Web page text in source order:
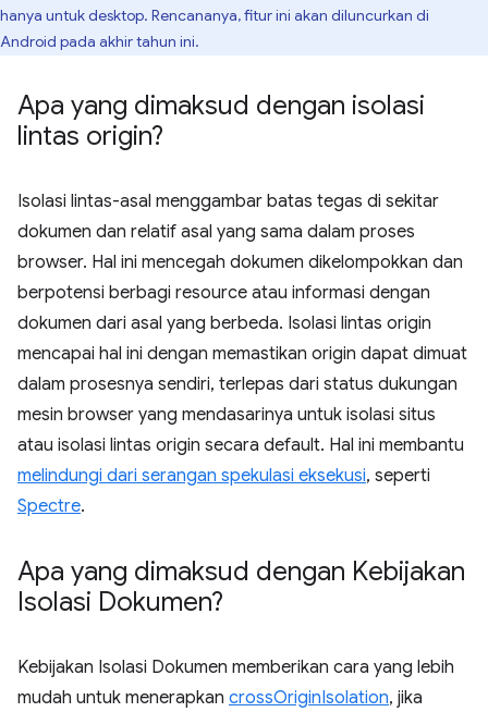
hanya untuk desktop. Rencananya, fitur ini akan diluncurkan di
Android pada akhir tahun ini.
Apa yang dimaksud dengan isolasi
lintas origin?
Isolasi lintas-asal menggambar batas tegas di sekitar
dokumen dan relatif asal yang sama dalam proses
browser. Hal ini mencegah dokumen dikelompokkan dan
berpotensi berbagi resource atau informasi dengan
dokumen dari asal yang berbeda. Isolasi lintas origin
mencapai hal ini dengan memastikan origin dapat dimuat
dalam prosesnya sendiri, terlepas dari status dukungan
mesin browser yang mendasarinya untuk isolasi situs
atau isolasi lintas origin secara default. Hal ini membantu
melindungi dari serangan spekulasi eksekusi, seperti
Spectre.
Apa yang dimaksud dengan Kebijakan
Isolasi Dokumen?
Kebijakan Isolasi Dokumen memberikan cara yang lebih
mudah untuk menerapkan crossOriginIsolation, jika